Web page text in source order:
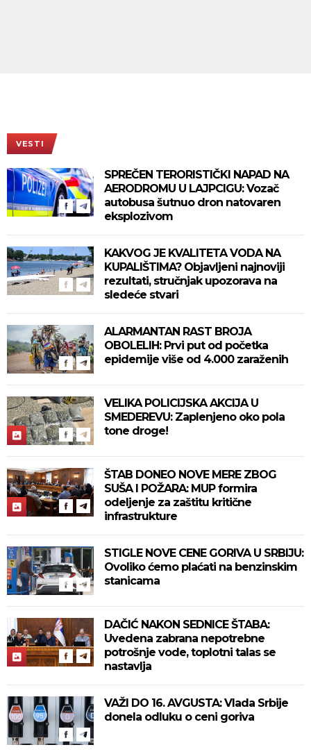
VESTI
SPREČEN TERORISTIČKI NAPAD NA
AERODROMU U LAJPCIGU: Vozač
autobusa šutnuo dron natovaren
eksplozivom
KAKVOG JE KVALITETA VODA NA
KUPALIŠTIMA? Objavljeni najnoviji
rezultati, stručnjak upozorava na
sledeće stvari
ALARMANTAN RAST BROJA
OBOLELIH: Prvi put od početka
epidemije više od 4.000 zaraženih
VELIKA POLICIJSKA AKCIJA U
SMEDEREVU: Zaplenjeno oko pola
tone droge!
ŠTAB DONEO NOVE MERE ZBOG
SUŠA I POŽARA: MUP formira
odeljenje za zaštitu kritične
infrastrukture
STIGLE NOVE CENE GORIVA U SRBIJU:
Ovoliko ćemo plaćati na benzinskim
stanicama
DAČIĆ NAKON SEDNICE ŠTABA:
Uvedena zabrana nepotrebne
potrošnje vode, toplotni talas se
nastavlja
VAŽI DO 16. AVGUSTA: Vlada Srbije
donela odluku o ceni goriva